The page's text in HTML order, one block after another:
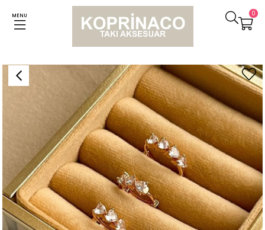
MENU 0
Küpeler Özel Kaplama Kalpli Baget Taşlı Üçlü Küpe Seti (2 Cm)